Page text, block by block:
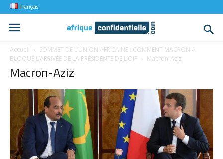
Français
Accueil
SOMMET DE L’UNION AFRICAINE : COMMENT MACRON A
BLOQUÉ L’ARRIVÉE DE LA PRÉSIDENTE DE L’OIF
Macron-Aziz
Macron-Aziz